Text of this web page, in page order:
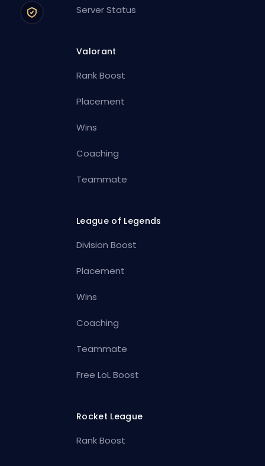
Server Status
Valorant
Rank Boost
Placement
Wins
Coaching
Teammate
League of Legends
Division Boost
Placement
Wins
Coaching
Teammate
Free LoL Boost
Rocket League
Rank Boost